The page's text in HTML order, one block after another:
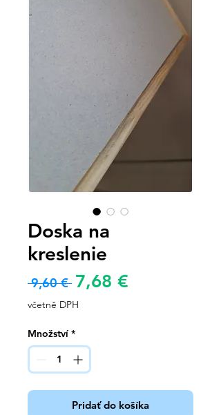
Doska na
kreslenie
9,60 € Běžná
cena
7,68 €
včetně DPH
Množství *
Pridať do košíka